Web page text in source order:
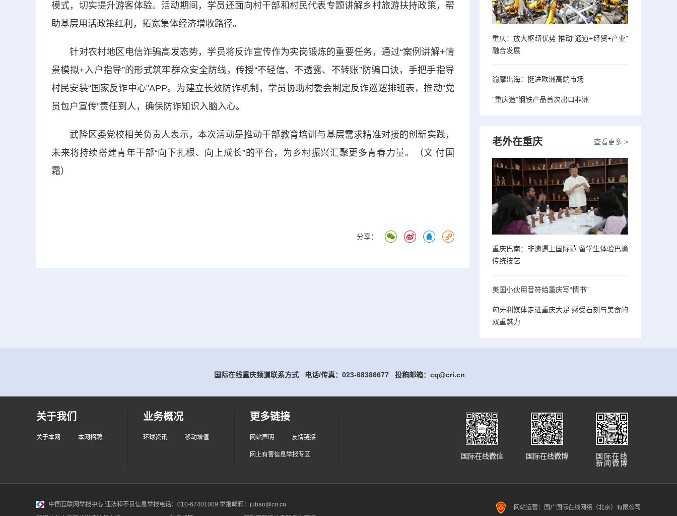
模式，切实提升游客体验。活动期间，学员还面向村干部和村民代表专题讲解乡村旅游扶持政策，帮
助基层用活政策红利，拓宽集体经济增收路径。
针对农村地区电信诈骗高发态势，学员将反诈宣传作为实岗锻炼的重要任务，通过“案例讲解+情
景模拟+入户指导”的形式筑牢群众安全防线，传授“不轻信、不透露、不转账”防骗口诀，手把手指导
村民安装“国家反诈中心”APP。为建立长效防诈机制，学员协助村委会制定反诈巡逻排班表，推动“党
员包户宣传”责任到人，确保防诈知识入脑入心。
武隆区委党校相关负责人表示，本次活动是推动干部教育培训与基层需求精准对接的创新实践，
未来将持续搭建青年干部“向下扎根、向上成长”的平台，为乡村振兴汇聚更多青春力量。（文 付国
霜）
分享：
重庆：放大枢纽优势 推动“通道+经贸+产业”
融合发展
渝摩出海：挺进欧洲高端市场
“重庆造”钢铁产品首次出口非洲
查看更多 >
老外在重庆
重庆巴南：非遗遇上国际范 留学生体验巴渝
传统技艺
美国小伙用音符给重庆写“情书”
匈牙利媒体走进重庆大足 感受石刻与美食的
双重魅力
国际在线重庆频道联系方式 电话/传真：023-68386677 投稿邮箱：cq@cri.cn
关于我们
关于本网 本网招聘
业务概况
环球资讯 移动增值
更多链接
网站声明 友情链接
网上有害信息举报专区
国际在线
新闻微博
国际在线微博
国际在线微信
中国互联网举报中心 违法和不良信息举报电话：010-67401009 举报邮箱：jubao@cri.cn
网站运营：国广国际在线网络（北京）有限公司